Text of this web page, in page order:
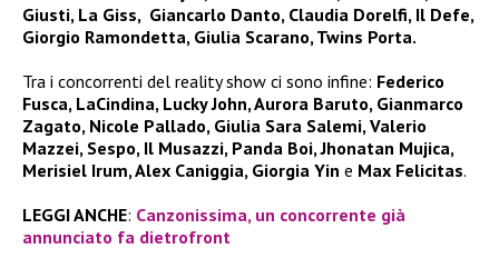
Giusti, La Giss, Giancarlo Danto, Claudia Dorelfi, Il Defe,
Giorgio Ramondetta, Giulia Scarano, Twins Porta.
Tra i concorrenti del reality show ci sono infine: Federico
Fusca, LaCindina, Lucky John, Aurora Baruto, Gianmarco
Zagato, Nicole Pallado, Giulia Sara Salemi, Valerio
Mazzei, Sespo, Il Musazzi, Panda Boi, Jhonatan Mujica,
Merisiel Irum, Alex Caniggia, Giorgia Yin e Max Felicitas.
LEGGI ANCHE: Canzonissima, un concorrente già
annunciato fa dietrofront